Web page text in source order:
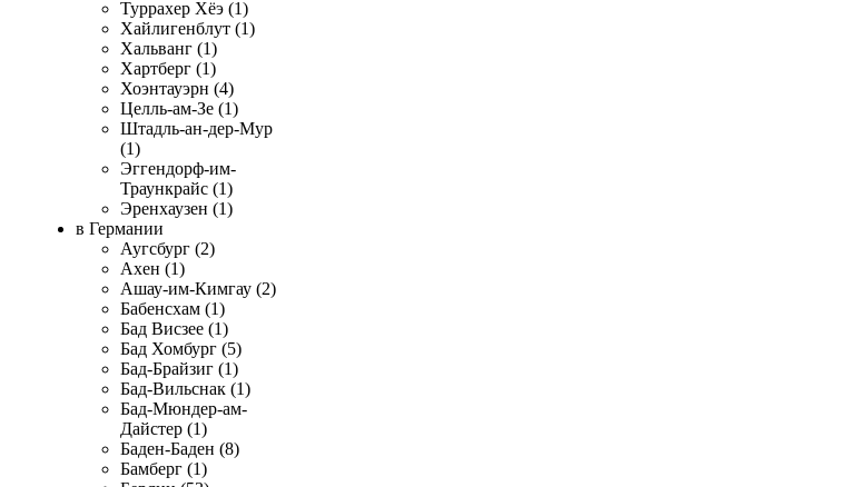
Туррахер Хёэ (1)
Хайлигенблут (1)
Хальванг (1)
Хартберг (1)
Хоэнтауэрн (4)
Целль-ам-Зе (1)
Штадль-ан-дер-Мур
(1)
Эггендорф-им-
Траункрайс (1)
Эренхаузен (1)
в Германии
Аугсбург (2)
Ахен (1)
Ашау-им-Кимгау (2)
Бабенсхам (1)
Бад Висзее (1)
Бад Хомбург (5)
Бад-Брайзиг (1)
Бад-Вильснак (1)
Бад-Мюндер-ам-
Дайстер (1)
Баден-Баден (8)
Бамберг (1)